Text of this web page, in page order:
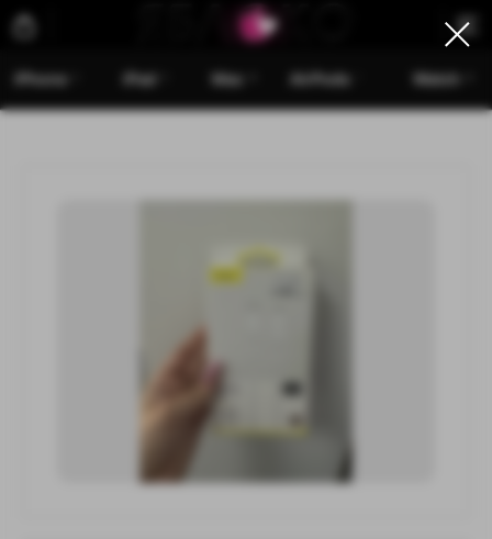
iPhone iPad Mac AirPods Watch